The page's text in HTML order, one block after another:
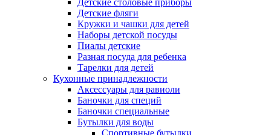
Детские столовые приборы
Детские фляги
Кружки и чашки для детей
Наборы детской посуды
Пиалы детские
Разная посуда для ребенка
Тарелки для детей
Кухонные принадлежности
Аксессуары для равиоли
Баночки для специй
Баночки специальные
Бутылки для воды
Спортивные бутылки